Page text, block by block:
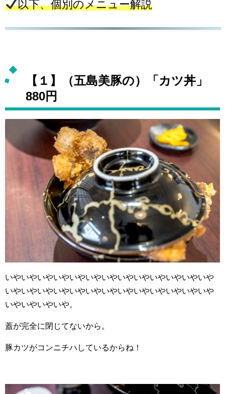
以下、個別のメニュー解説
【１】（五島美豚の）「カツ丼」
880円
いやいやいやいやいやいやいやいやいやいやいやいやいや
いやいやいやいやいやいやいやいやいやいやいやいやいや
いやいやいやいや。
蓋が完全に閉じてないから。
豚カツがコンニチハしているからね！